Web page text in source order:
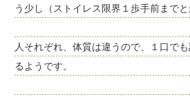
う少し（ストイレス限界１歩手前まで
人それぞれ、体質は違うので、１口で
るようです。